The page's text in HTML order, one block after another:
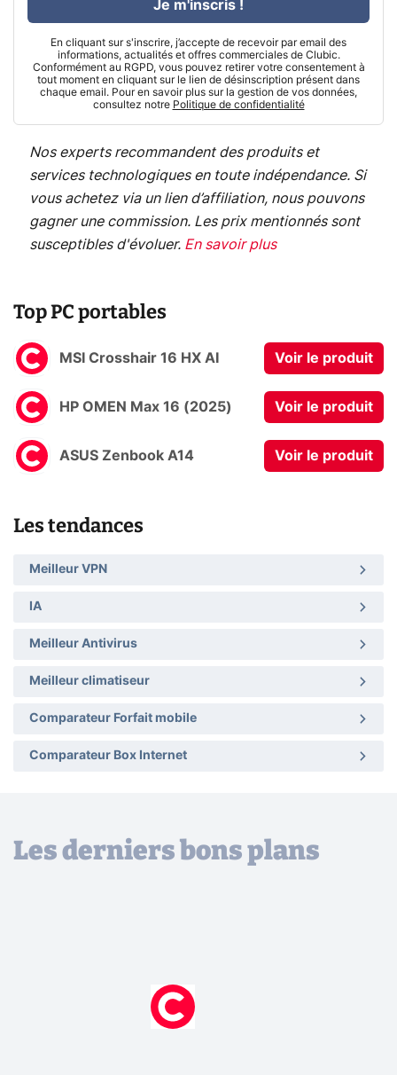
En cliquant sur s'inscrire, j’accepte de recevoir par email des
informations, actualités et offres commerciales de Clubic.
Conformément au RGPD, vous pouvez retirer votre consentement à
tout moment en cliquant sur le lien de désinscription présent dans
chaque email. Pour en savoir plus sur la gestion de vos données,
consultez notre Politique de confidentialité
Je m'inscris !
Nos experts recommandent des produits et
services technologiques en toute indépendance. Si
vous achetez via un lien d’affiliation, nous pouvons
gagner une commission. Les prix mentionnés sont
susceptibles d'évoluer. En savoir plus
Top PC portables
MSI Crosshair 16 HX AI Voir le produit
HP OMEN Max 16 (2025) Voir le produit
ASUS Zenbook A14 Voir le produit
Les tendances
Meilleur VPN
IA
Meilleur Antivirus
Meilleur climatiseur
Comparateur Forfait mobile
Comparateur Box Internet
Les derniers bons plans